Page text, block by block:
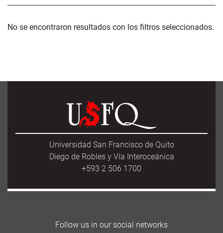
No se encontraron resultados con los filtros seleccionados.
Universidad San Francisco de Quito
Diego de Robles y Vía Interoceánica
+593 2 506 1700
Follow us in our social networks